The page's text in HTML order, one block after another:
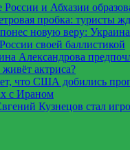
и Абхазии
пробка: туристы
новую веру: Украина
своей баллистикой
Александрова
актриса?
что США добились
с Ираном
Кузнецов стал